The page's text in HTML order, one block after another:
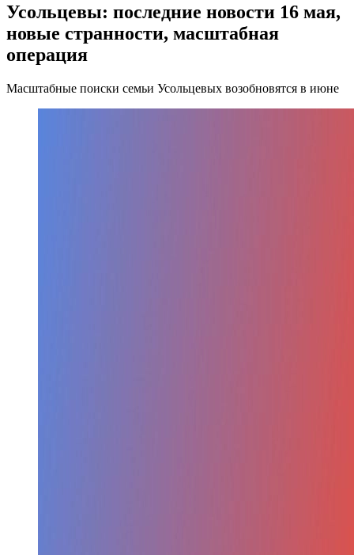
Усольцевы: последние новости 16 мая,
новые странности, масштабная
операция
Масштабные поиски семьи Усольцевых возобновятся в июне